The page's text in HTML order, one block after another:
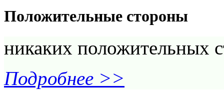
Положительные стороны
никаких положительных
Подробнее >>